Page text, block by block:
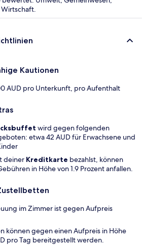
Kautionen
AUD pro Unterkunft, pro Aufenthalt
wird gegen folgenden
etwa 42 AUD für Erwachsene und
deiner Kreditkarte bezahlst, können
in Höhe von 1.9 Prozent anfallen.
im Zimmer ist gegen Aufpreis
können gegen einen Aufpreis in Höhe
pro Tag bereitgestellt werden.